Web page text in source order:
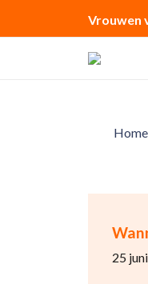
Vrouwen
Home
25